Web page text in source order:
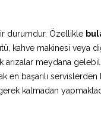
durumdur. Özellikle
kahve makinesi veya
meydana
en başarılı
kalmadan